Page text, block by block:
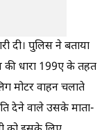
दी। पुलिस ने बताया
की धारा 199ए के तहत
मोटर वाहन चलाते
देने वाले उसके माता-